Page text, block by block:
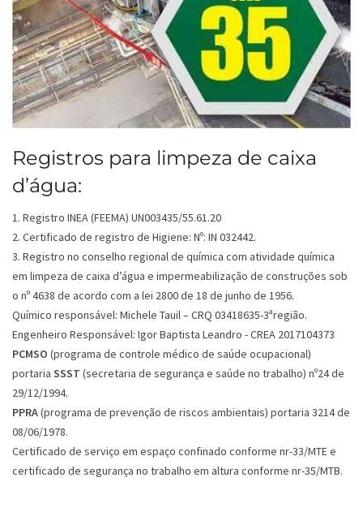
Registros para limpeza de caixa
d’água:
1. Registro INEA (FEEMA) UN003435/55.61.20
2. Certificado de registro de Higiene: Nº: IN 032442.
3. Registro no conselho regional de química com atividade química
em limpeza de caixa d’água e impermeabilização de construções sob
o nº 4638 de acordo com a lei 2800 de 18 de junho de 1956.
Químico responsável: Michele Tauil – CRQ 03418635-3ªregião.
Engenheiro Responsável: Igor Baptista Leandro - CREA 2017104373
PCMSO (programa de controle médico de saúde ocupacional)
portaria SSST (secretaria de segurança e saúde no trabalho) nº24 de
29/12/1994.
PPRA(programa de prevenção de riscos ambientais) portaria 3214 de
08/06/1978.
Certificado de serviço em espaço confinado conforme nr-33/MTE e
certificado de segurança no trabalho em altura conforme nr-35/MTB.